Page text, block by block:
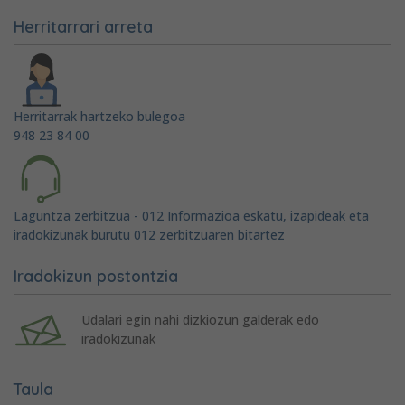
Herritarrari arreta
Herritarrak hartzeko bulegoa
948 23 84 00
Laguntza zerbitzua - 012 Informazioa eskatu, izapideak eta
iradokizunak burutu 012 zerbitzuaren bitartez
Iradokizun postontzia
Udalari egin nahi dizkiozun galderak edo
iradokizunak
Taula